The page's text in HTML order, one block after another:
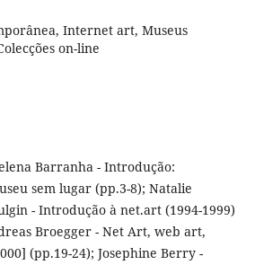
Internet art, Museus
on-line
Barranha - Introdução:
sem lugar (pp.3-8); Natalie
- Introdução à net.art (1994-1999)
Broegger - Net Art, web art,
(pp.19-24); Josephine Berry -